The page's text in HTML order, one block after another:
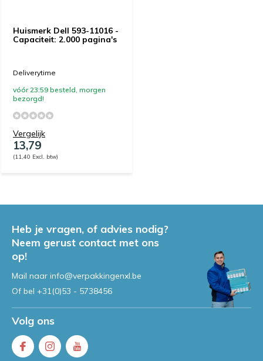
Huismerk Dell 593-11016 -
Capaciteit: 2.000 pagina's
Deliverytime
vóór 23:59 besteld, morgen
bezorgd!
Vergelijk
13,79
(11,40 Excl. btw)
Heb je vragen, of advies nodig?
Neem gerust contact met ons
op!
Mail naar info@verpakkingenxl.be
Of bel +31(0)53 - 5738456
Volg ons